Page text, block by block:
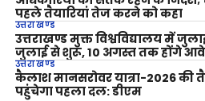
पहले तैयारियां तेज करने को कहा
उत्तराखण्ड
उत्तराखण्ड मुक्त विश्वविद्यालय में
जुलाई से शुरू, 10 अगस्त तक होंगे
उत्तराखण्ड
कैलाश मानसरोवर यात्रा-2026 की
पहुंचेगा पहला दल: डीएम